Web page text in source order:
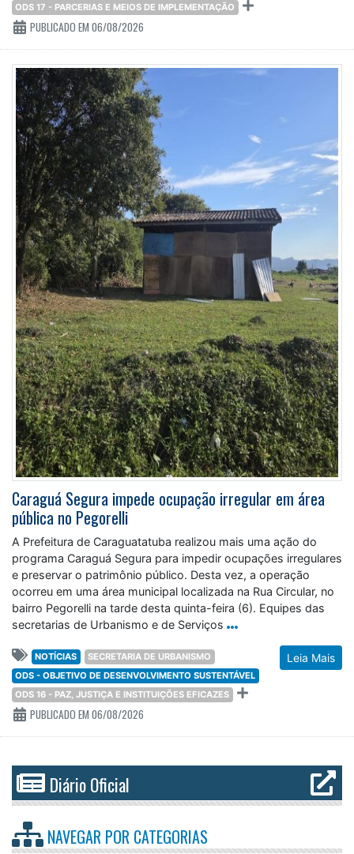
ODS 17 - PARCERIAS E MEIOS DE IMPLEMENTAÇÃO
PUBLICADO EM 06/08/2026
Caraguá Segura impede ocupação irregular em área
pública no Pegorelli
A Prefeitura de Caraguatatuba realizou mais uma ação do
programa Caraguá Segura para impedir ocupações irregulares
e preservar o patrimônio público. Desta vez, a operação
ocorreu em uma área municipal localizada na Rua Circular, no
bairro Pegorelli na tarde desta quinta-feira (6). Equipes das
secretarias de Urbanismo e de Serviços
Leia Mais
NOTÍCIAS
SECRETARIA DE URBANISMO
ODS - OBJETIVO DE DESENVOLVIMENTO SUSTENTÁVEL
ODS 16 - PAZ, JUSTIÇA E INSTITUIÇÕES EFICAZES
PUBLICADO EM 06/08/2026
Diário Oficial
NAVEGAR POR CATEGORIAS